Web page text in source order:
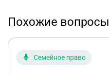
Похожие вопросы
Семейное право